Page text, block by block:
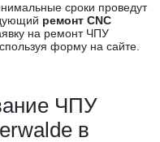
сроки проведут
ремонт CNC
на ремонт ЧПУ
форму на сайте.
ЧПУ
в